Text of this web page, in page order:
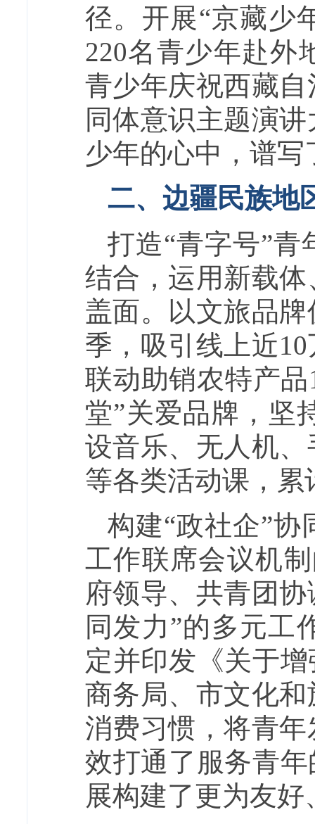
径。开展“京藏少
220名青少年赴外
青少年庆祝西藏
同体意识主题演
少年的心中，谱
二、边疆民族地
打造“青字号”
结合，运用新载
盖面。以文旅品
季，吸引线上近
联动助销农特产
堂”关爱品牌，坚
设音乐、无人机
等各类活动课，累
构建“政社企”
工作联席会议机
府领导、共青团
同发力”的多元工
定并印发《关于
商务局、市文化
消费习惯，将青
效打通了服务青
展构建了更为友